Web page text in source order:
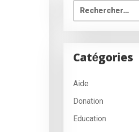
Rechercher :
Catégories
Aide
Donation
Education